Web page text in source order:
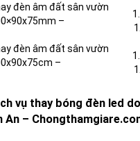
đèn âm đất sân vườn
–
đèn âm đất sân vườn
–
vụ thay bóng đèn led
An –